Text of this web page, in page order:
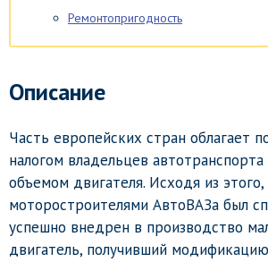
Ремонтопригодность
Описание
Часть европейских стран облагает
налогом владельцев
объемом двигателя. Исходя из
моторостроителями АвтоВАЗа был
успешно внедрен в производство
двигатель, получивший